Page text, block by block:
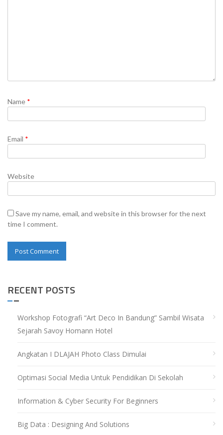
Name *
Email *
Website
Save my name, email, and website in this browser for the next
time I comment.
RECENT POSTS
Workshop Fotografi “Art Deco In Bandung” Sambil Wisata
Sejarah Savoy Homann Hotel
Angkatan I DLAJAH Photo Class Dimulai
Optimasi Social Media Untuk Pendidikan Di Sekolah
Information & Cyber Security For Beginners
Big Data : Designing And Solutions